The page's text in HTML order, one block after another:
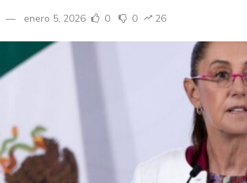
enero 5, 2026 0 0 26